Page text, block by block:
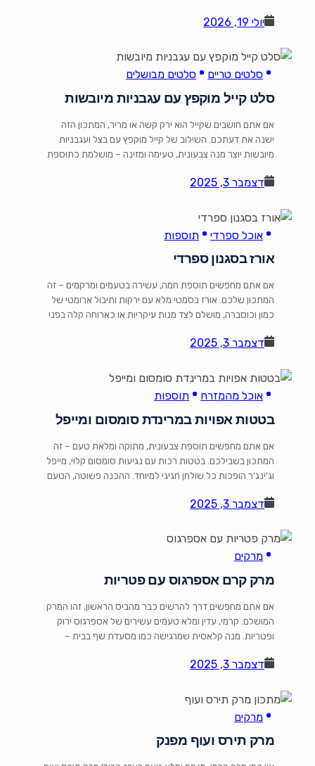
יולי 19, 2026
סלטים טריים סלטים מבושלים
סלט קייל מוקפץ עם עגבניות מיובשות
אם אתם חושבים שקייל הוא ירק קשה או מריר, המתכון הזה
ישנה את דעתכם. השילוב של קייל מוקפץ עם בצל ועגבניות
מיובשות יוצר מנה צבעונית, טעימה ומזינה – מושלמת כתוספת
דצמבר 3, 2025
אוכל ספרדי תוספות
אורז בסגנון ספרדי
אם אתם מחפשים תוספת חמה, עשירה בטעמים ומרקמים – זה
המתכון שלכם. אורז בסמטי מלא עם ירקות ותיבול ארומטי של
כמון וכוסברה, מושלם לצד מנות עיקריות או כארוחה קלה בפני
דצמבר 3, 2025
אוכל מהמזרח תוספות
בטטות אפויות במרינדת סומסום ומייפל
אם אתם מחפשים תוספת צבעונית, מתוקה ומלאת טעם – זה
המתכון בשבילכם. בטטות רכות עם נגיעות סומסום קלוי, מייפל
וג'ינג'ר הופכות כל שולחן חגיגי למיוחד. ההכנה פשוטה, הטעם
דצמבר 3, 2025
מרקים
מרק קרם אספרגוס עם פטריות
אם אתם מחפשים דרך להרשים כבר מהביס הראשון, זהו המרק
המושלם. קרמי, עדין ומלא טעמים עשירים של אספרגוס ירוק
ופטריות. מנה קלאסית שמרגישה כמו מסעדת שף בבית –
דצמבר 3, 2025
מרקים
מרק תירס ועוף מפנק